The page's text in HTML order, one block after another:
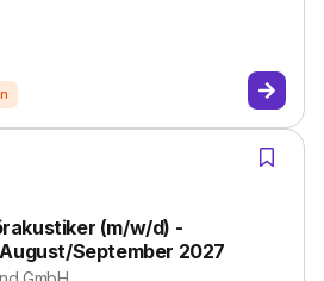
(m/w/d) -
September 2027